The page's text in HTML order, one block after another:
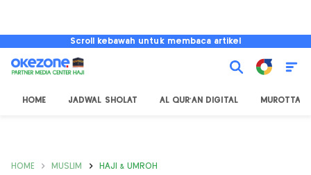
Scroll kebawah untuk membaca artikel
HOME JADWAL SHOLAT AL QUR'AN DIGITAL MUROTTAL
HOME MUSLIM HAJI & UMROH